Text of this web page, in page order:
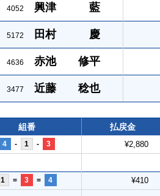
4052 興津 藍
5172 田村 慶
4636 赤池 修平
3477 近藤 稔也
組番 払戻金
4 - 1 - 3 ¥2,880
1 = 3 = 4 ¥410